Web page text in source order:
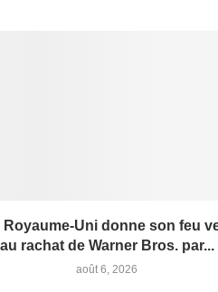
Royaume-Uni donne son feu
au rachat de Warner Bros. par...
août 6, 2026